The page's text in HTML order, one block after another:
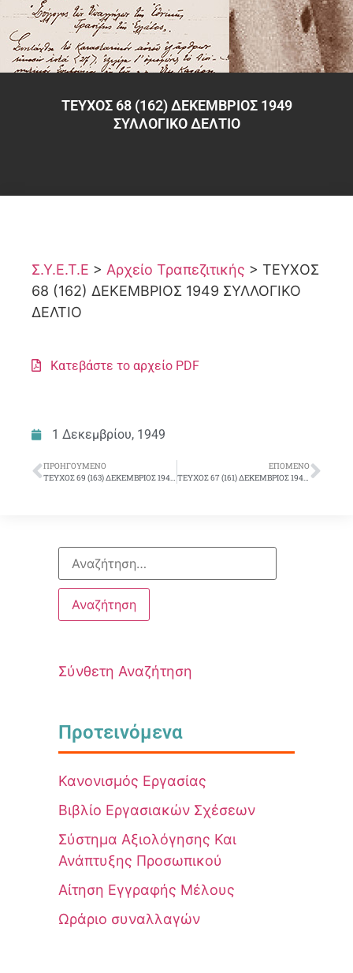
ΤΕΥΧΟΣ 68 (162) ΔΕΚΕΜΒΡΙΟΣ 1949
ΣΥΛΛΟΓΙΚΟ ΔΕΛΤΙΟ
Σ.Υ.Ε.Τ.Ε > Αρχείο Τραπεζιτικής > ΤΕΥΧΟΣ
68 (162) ΔΕΚΕΜΒΡΙΟΣ 1949 ΣΥΛΛΟΓΙΚΟ
ΔΕΛΤΙΟ
Κατεβάστε το αρχείο PDF
1 Δεκεμβρίου, 1949
ΠΡΟΗΓΟΎΜΕΝΟ
ΕΠΌΜΕΝΟ
ΤΕΥΧΟΣ 67 (161) ΔΕΚΕΜΒΡΙΟΣ 1949 ΣΥΛΛΟΓΙΚΟ ΔΕΛΤΙΟ
Σύνθετη Αναζήτηση
Προτεινόμενα
Κανονισμός Εργασίας
Βιβλίο Εργασιακών Σχέσεων
Σύστημα Αξιολόγησης Και
Ανάπτυξης Προσωπικού
Αίτηση Εγγραφής Μέλους
Ωράριο συναλλαγών